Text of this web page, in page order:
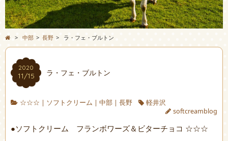
> 中部 > 長野 > ラ・フェ・ブルトン
2020
11/15 ラ・フェ・ブルトン
☆☆☆ | ソフトクリーム | 中部| 長野
軽井沢
softcreamblog
●ソフトクリーム フランボワーズ＆ビターチョコ ☆☆☆